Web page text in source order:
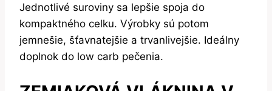
Jednotlivé suroviny sa lepšie spoja do
kompaktného celku. Výrobky sú potom
jemnešie, šťavnatejšie a trvanlivejšie. Ideálny
doplnok do low carb pečenia.